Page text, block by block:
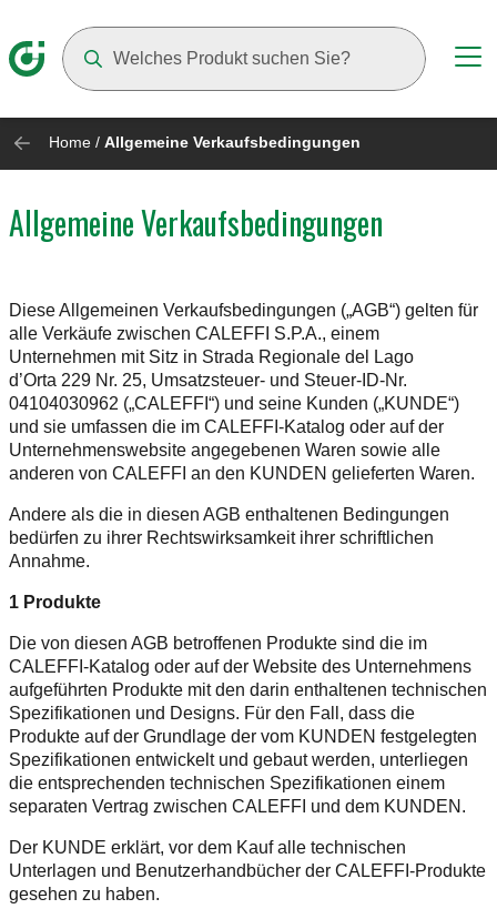
Home / Allgemeine Verkaufsbedingungen
Allgemeine Verkaufsbedingungen
Diese Allgemeinen Verkaufsbedingungen („AGB“) gelten für
alle Verkäufe zwischen CALEFFI S.P.A., einem
Unternehmen mit Sitz in Strada Regionale del Lago
d’Orta 229 Nr. 25, Umsatzsteuer- und Steuer-ID-Nr.
04104030962 („CALEFFI“) und seine Kunden („KUNDE“)
und sie umfassen die im CALEFFI-Katalog oder auf der
Unternehmenswebsite angegebenen Waren sowie alle
anderen von CALEFFI an den KUNDEN gelieferten Waren.
Andere als die in diesen AGB enthaltenen Bedingungen
bedürfen zu ihrer Rechtswirksamkeit ihrer schriftlichen
Annahme.
1 Produkte
Die von diesen AGB betroffenen Produkte sind die im
CALEFFI-Katalog oder auf der Website des Unternehmens
aufgeführten Produkte mit den darin enthaltenen technischen
Spezifikationen und Designs. Für den Fall, dass die
Produkte auf der Grundlage der vom KUNDEN festgelegten
Spezifikationen entwickelt und gebaut werden, unterliegen
die entsprechenden technischen Spezifikationen einem
separaten Vertrag zwischen CALEFFI und dem KUNDEN.
Der KUNDE erklärt, vor dem Kauf alle technischen
Unterlagen und Benutzerhandbücher der CALEFFI-Produkte
gesehen zu haben.